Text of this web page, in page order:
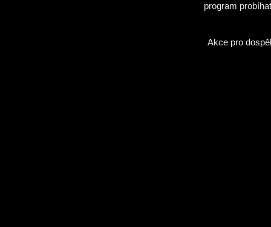
program
Akce pro